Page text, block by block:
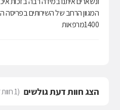
המגוון הרחב של השירותים בפריסה
1400מרפאות
הצג חוות דעת גולשים (1 חוות דעת)